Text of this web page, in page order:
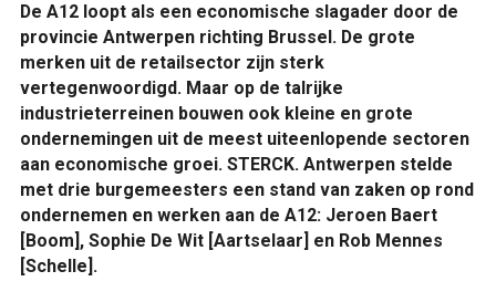
De A12 loopt als een economische slagader door de
provincie Antwerpen richting Brussel. De grote
merken uit de retailsector zijn sterk
vertegenwoordigd. Maar op de talrijke
industrieterreinen bouwen ook kleine en grote
ondernemingen uit de meest uiteenlopende sectoren
aan economische groei. STERCK. Antwerpen stelde
met drie burgemeesters een stand van zaken op rond
ondernemen en werken aan de A12: Jeroen Baert
[Boom], Sophie De Wit [Aartselaar] en Rob Mennes
[Schelle].